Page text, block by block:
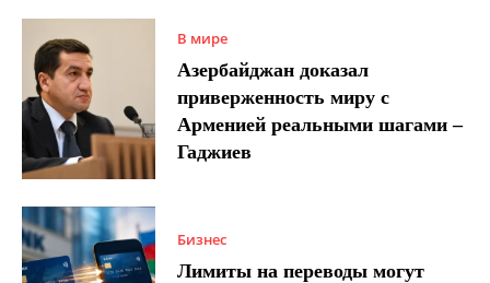
В мире
Азербайджан доказал
приверженность миру с
Арменией реальными шагами –
Гаджиев
Бизнес
Лимиты на переводы могут